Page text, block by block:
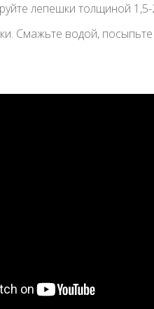
лепешки толщиной
Смажьте водой, посыпьте